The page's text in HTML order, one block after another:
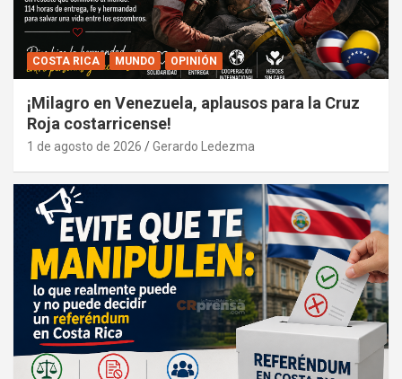
COSTA RICA MUNDO OPINIÓN
¡Milagro en Venezuela, aplausos para la Cruz
Roja costarricense!
1 de agosto de 2026 Gerardo Ledezma